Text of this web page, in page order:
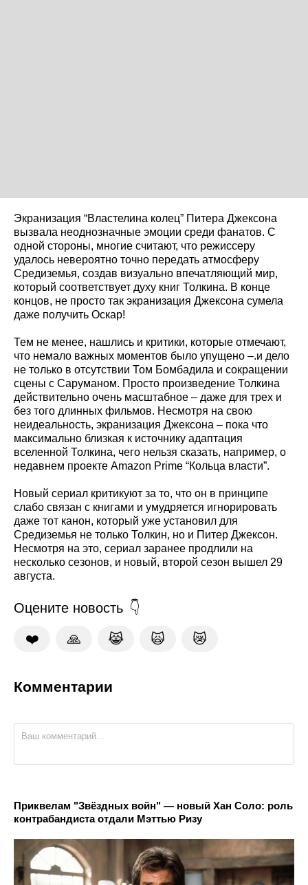
Экранизация “Властелина колец” Питера Джексона
вызвала неоднозначные эмоции среди фанатов. С
одной стороны, многие считают, что режиссеру
удалось невероятно точно передать атмосферу
Средиземья, создав визуально впечатляющий мир,
который соответствует духу книг Толкина. В конце
концов, не просто так экранизация Джексона сумела
даже получить Оскар!
Тем не менее, нашлись и критики, которые отмечают,
что немало важных моментов было упущено –.и дело
не только в отсутствии Том Бомбадила и сокращении
сцены с Саруманом. Просто произведение Толкина
действительно очень масштабное – даже для трех и
без того длинных фильмов. Несмотря на свою
неидеальность, экранизация Джексона – пока что
максимально близкая к источнику адаптация
вселенной Толкина, чего нельзя сказать, например, о
недавнем проекте Amazon Prime “Кольца власти”.
Новый сериал критикуют за то, что он в принципе
слабо связан с книгами и умудряется игнорировать
даже тот канон, который уже установил для
Средиземья не только Толкин, но и Питер Джексон.
Несмотря на это, сериал заранее продлили на
несколько сезонов, и новый, второй сезон вышел 29
августа.
Оцените новость
❤️ 🙏 😹 🙀 😿
Комментарии
Приквелам "Звёздных войн" — новый Хан Соло: роль
контрабандиста отдали Мэттью Ризу